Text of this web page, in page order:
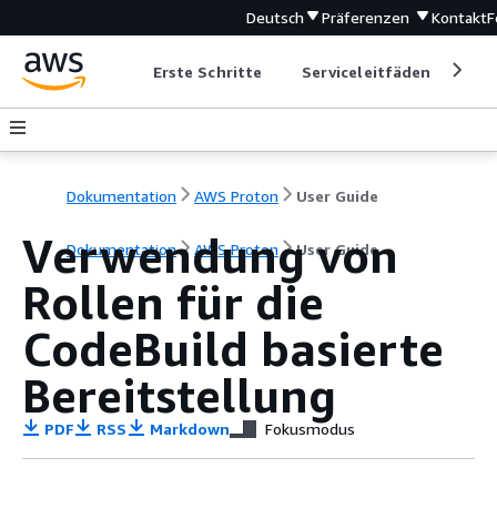
Deutsch Präferenzen Kontakt
Erste Schritte Serviceleitfäden
Dokumentation AWS Proton User Guide
Dokumentation AWS Proton User Guide
Verwendung von
Rollen für die
CodeBuild basierte
Bereitstellung
PDF RSS Markdown Fokusmodus